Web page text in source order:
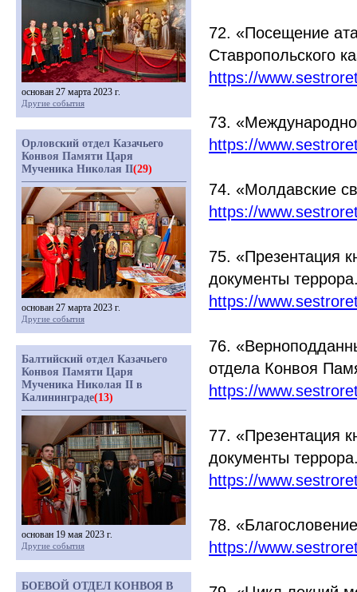
72. «Посещение
Ставропольского
https://
73.
https://
74. «Молдавские
https://
75. «Презентация
документы
https://
76.
отдела Конвоя
https://
77. «Презентация
документы
https://
78. «Благословение
https://
основан 27 марта 2023 г.
Другие события
Орловский отдел Казачьего
Конвоя Памяти Царя
Мученика Николая II(29)
основан 27 марта 2023 г.
Другие события
Балтийский отдел Казачьего
Конвоя Памяти Царя
Мученика Николая II в
Калининграде(13)
основан 19 мая 2023 г.
Другие события
БОЕВОЙ ОТДЕЛ КОНВОЯ В